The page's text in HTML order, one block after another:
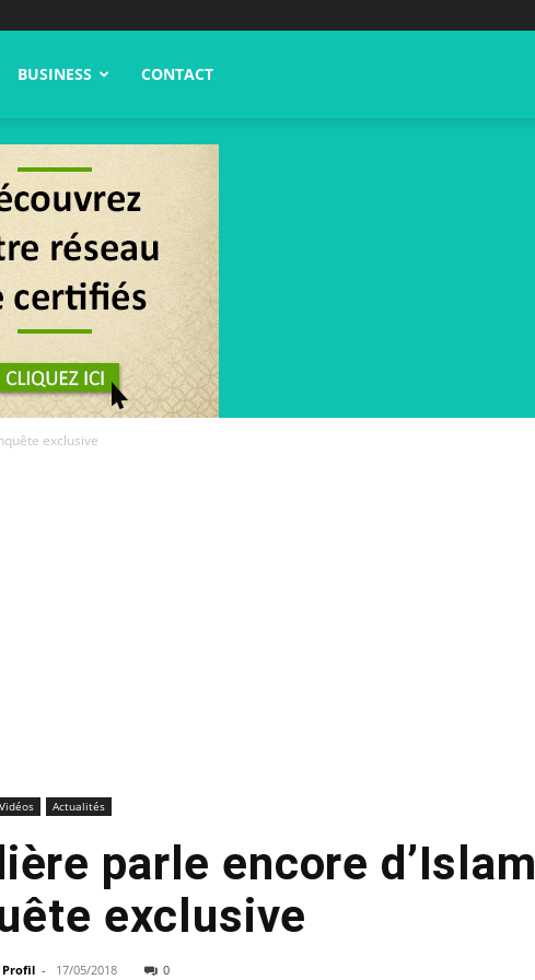
BUSINESS CONTACT
exclusive
Vidéos Actualités
parle encore d’Islam
exclusive
Profil - 17/05/2018 0